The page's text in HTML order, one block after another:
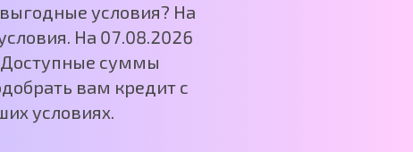
условия? На
На 07.08.2026
Доступные суммы
вам кредит с
условиях.